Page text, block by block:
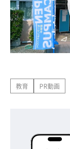
教育 PR動画